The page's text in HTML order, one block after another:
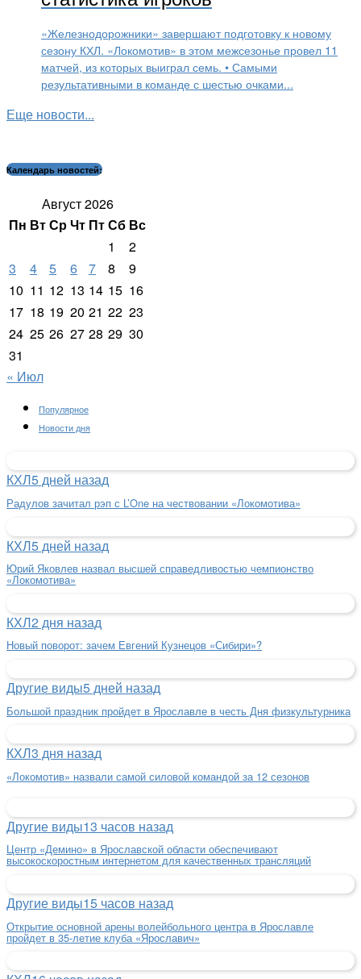
«Железнодорожники» завершают подготовку к новому
сезону КХЛ. «Локомотив» в этом межсезонье провел 11
матчей, из которых выиграл семь. • Самыми
результативными в команде с шестью очками...
Еще новости...
Календарь новостей:
Август 2026
Пн ВтСрЧт ПтСб Вс
1
2
3
4 5 6 7 8
9
10 11 12 13 14 15 16
17 18 19 20 21 22 23
24 25 26 27 28 29 30
31
« Июл
Популярное
Новости дня
КХЛ5 дней назад
Радулов зачитал рэп с L’One на чествовании «Локомотива»
КХЛ5 дней назад
Юрий Яковлев назвал высшей справедливостью чемпионство
«Локомотива»
КХЛ2 дня назад
Новый поворот: зачем Евгений Кузнецов «Сибири»?
Другие виды5 дней назад
Большой праздник пройдет в Ярославле в честь Дня физкультурника
КХЛ3 дня назад
«Локомотив» назвали самой силовой командой за 12 сезонов
Другие виды13 часов назад
Центр «Демино» в Ярославской области обеспечивают
высокоскоростным интернетом для качественных трансляций
Другие виды15 часов назад
Открытие основной арены волейбольного центра в Ярославле
пройдет в 35-летие клуба «Ярославич»